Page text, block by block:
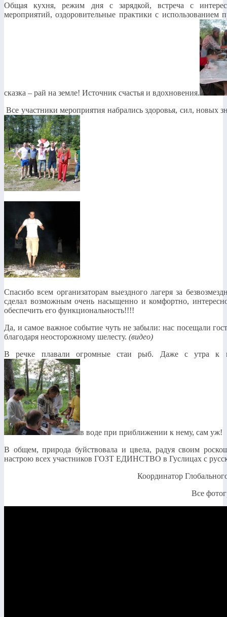
Общая кухня, режим дня с зарядкой, встреча с
мероприятий, оздоровительные практики с
сказка – рай на земле! Источник счастья и вдохновения.
Все участники мероприятия набрались здоровья, сил,
Спасибо всем организаторам выездного лагеря за
сделал возможным очень насыщенно и комфортно,
обеспечить его функциональность!!!!
Да, и самое важное событие чуть не забыли: нас посещали
благодаря неосторожному шелесту. (видео)
В речке плавали огромные стаи рыб. Даже с утра к
в воде при приближении к нему, сам уж!
В общем, природа буйствовала и цвела, радуя своим
настрою всех участников ГОЗТ ЕДИНСТВО в Гуслицах с
Координатор
Все